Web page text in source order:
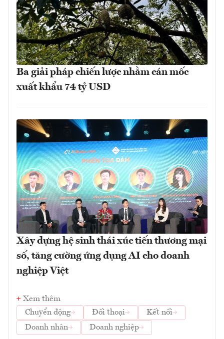
Ba giải pháp chiến lược nhằm cán mốc
xuất khẩu 74 tỷ USD
Xây dựng hệ sinh thái xúc tiến thương mại
số, tăng cường ứng dụng AI cho doanh
nghiệp Việt
Xem thêm
Chuyển động
Đối thoại
Kết nối
Doanh nhân
Doanh nghiệp